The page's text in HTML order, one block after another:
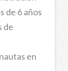
de 6 años
de
en